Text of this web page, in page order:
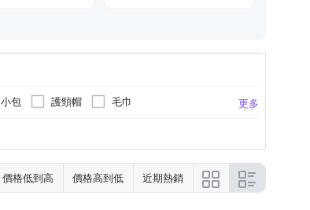
更多
小包 護頸帽
毛巾
價格低到高 價格高到低 近期熱銷